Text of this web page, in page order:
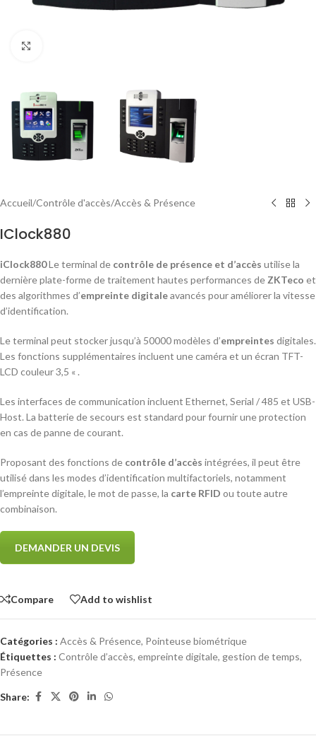
Accueil/Contrôle d'accès/Accès & Présence
IClock880
iClock880Le terminal de contrôle de présence et d’accès utilise la
dernière plate-forme de traitement hautes performances deZKTeco et
des algorithmes d’empreinte digitaleavancés pour améliorer la vitesse
d’identification.
Le terminal peut stocker jusqu’à 50000 modèles d’empreintes digitales.
Les fonctions supplémentaires incluent une caméra et un écran TFT-
LCD couleur 3,5 « .
Les interfaces de communication incluent Ethernet, Serial / 485 et USB-
Host. La batterie de secours est standard pour fournir une protection
en cas de panne de courant.
Proposant des fonctions de contrôle d’accès intégrées, il peut être
utilisé dans les modes d’identification multifactoriels, notamment
l’empreinte digitale, le mot de passe, la carte RFID ou toute autre
combinaison.
DEMANDER UN DEVIS
Compare Add to wishlist
Catégories : Accès & Présence, Pointeuse biométrique
Étiquettes : Contrôle d’accès, empreinte digitale, gestion de temps,
Présence
Share: